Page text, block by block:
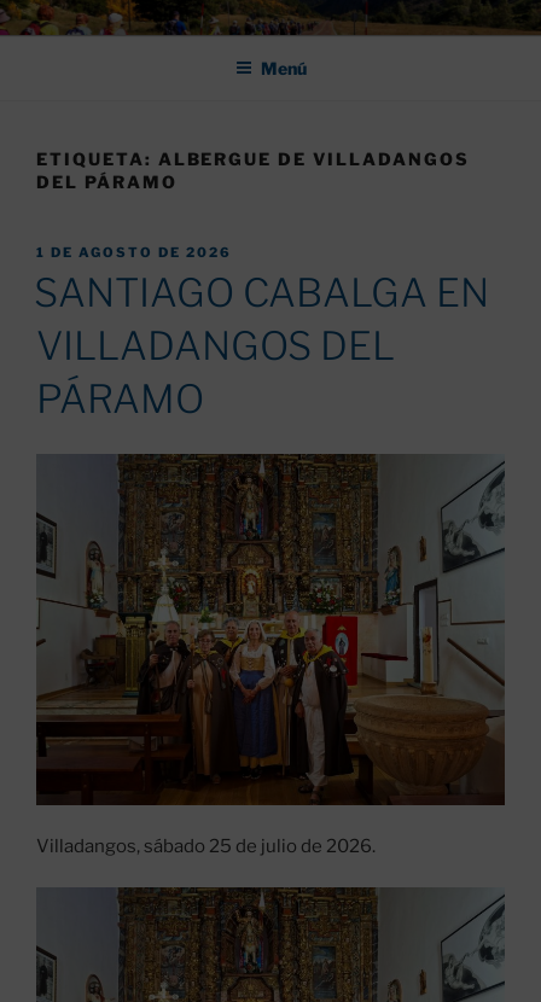
Saltar
al
ASOCIACIÓN DE AMIGOS DEL
CAMINO DE SANTIAGO DE
Menú
ETIQUETA: ALBERGUE DE VILLADANGOS
DEL PÁRAMO
PUBLICADO
1 DE AGOSTO DE 2026
SANTIAGO CABALGA EN
VILLADANGOS DEL
PÁRAMO
Villadangos, sábado 25 de julio de 2026.